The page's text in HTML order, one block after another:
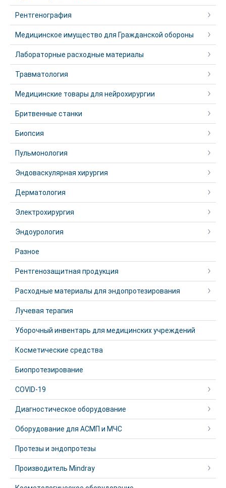
Рентгенография
Медицинское имущество для Гражданской обороны
Лабораторные расходные материалы
Травматология
Медицинские товары для нейрохирургии
Бритвенные станки
Биопсия
Пульмонология
Эндоваскулярная хирургия
Дерматология
Электрохирургия
Эндоурология
Разное
Рентгенозащитная продукция
Расходные материалы для эндопротезирования
Лучевая терапия
Уборочный инвентарь для медицинских учреждений
Косметические средства
Биопротезирование
COVID-19
Диагностическое оборудование
Оборудование для АСМП и МЧС
Протезы и эндопротезы
Производитель Mindray